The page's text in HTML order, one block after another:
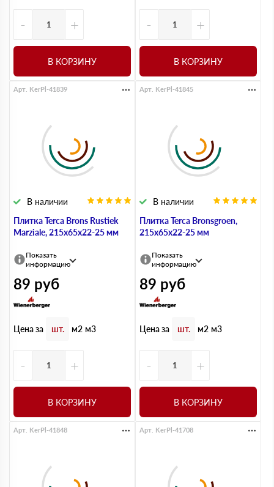
- +
В КОРЗИНУ
- +
В КОРЗИНУ
Плитка Terca Brons Rustiek
Marziale, 215х65х22-25 мм
В наличии
Арт. KerPl-41839
Показать
информацию
89 руб
Цена за шт. м2 м3
- +
В КОРЗИНУ
Плитка Terca Bronsgroen,
215х65х22-25 мм
В наличии
Арт. KerPl-41845
Показать
информацию
89 руб
Цена за шт. м2 м3
- +
В КОРЗИНУ
Арт. KerPl-41848 Арт. KerPl-41708